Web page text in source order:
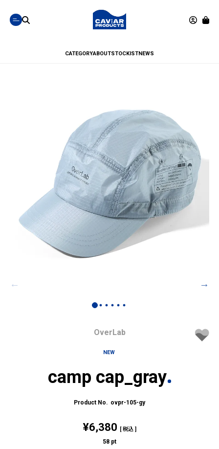
CATEGORYABOUTSTOCKISTNEWS
OverLab
NEW
camp cap_gray
ovpr-105-gy
¥6,380 税込
58 pt